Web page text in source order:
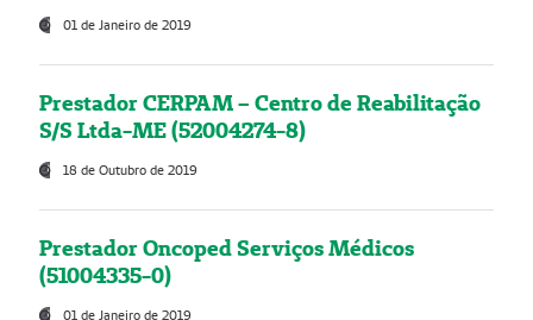
01 de Janeiro de 2019
Prestador CERPAM – Centro de Reabilitação
S/S Ltda-ME (52004274-8)
18 de Outubro de 2019
Prestador Oncoped Serviços Médicos
(51004335-0)
01 de Janeiro de 2019